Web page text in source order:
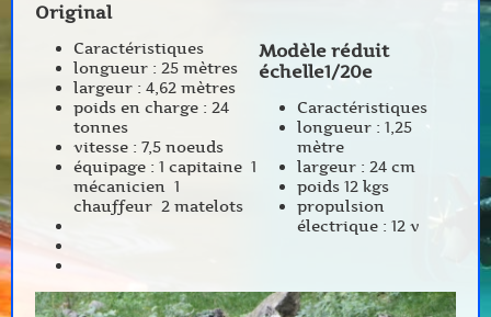
Original
Caractéristiques
longueur : 25 mètres
largeur : 4,62 mètres
poids en charge : 24
tonnes
vitesse : 7,5 noeuds
équipage : 1 capitaine 1
mécanicien 1
chauffeur 2 matelots
Modèle réduit
échelle1/20e
Caractéristiques
longueur : 1,25
mètre
largeur : 24 cm
poids 12 kgs
propulsion
électrique : 12 v